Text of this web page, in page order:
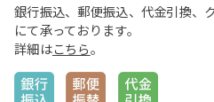
銀行振込、郵便振込、代金引換
にて承っております。
詳細はこちら。